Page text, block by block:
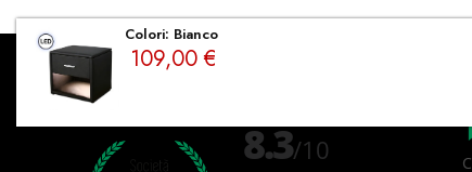
Colori: Bianco
109,00 €